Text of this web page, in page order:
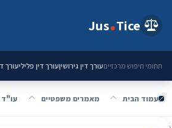
Jus Tice
תחומי חיפוש מרכזייםעורך דין גירושיןעורך דין פליליעורך
עמוד הבית מאמרים משפטיים עו"ד